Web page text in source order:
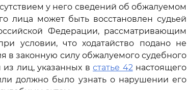
у него сведений об обжалуемом
лица может быть восстановлен судьей
Федерации, рассматривающим
условии, что ходатайство подано не
в законную силу обжалуемого судебного
из лиц, указанных в статье 42настоящего
должно было узнать о нарушении его